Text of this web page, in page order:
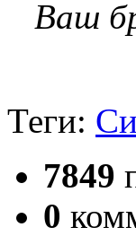
Ваш
Теги:
7849
0